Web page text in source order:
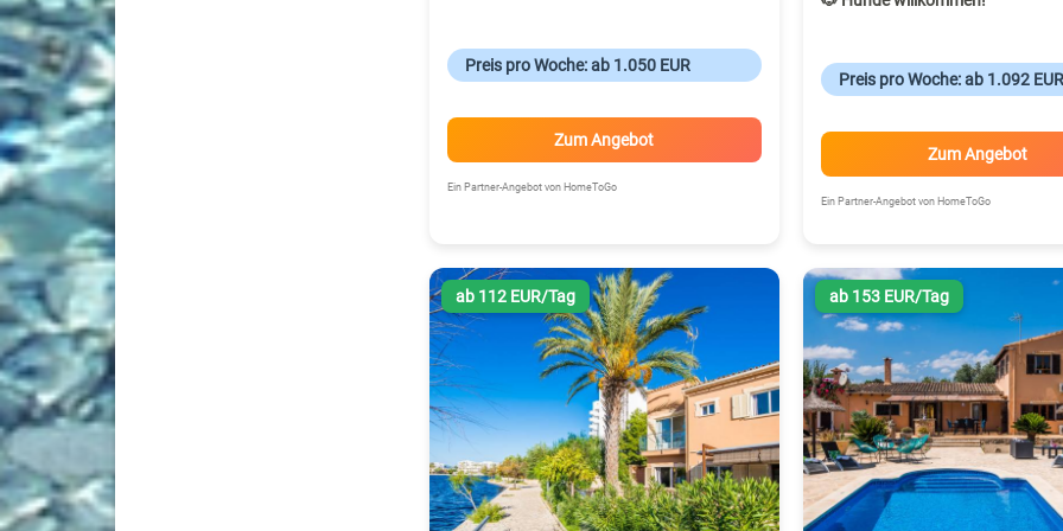
Preis pro Woche: ab 1.050 EUR
Zum Angebot
Ein Partner-Angebot von HomeToGo
Preis pro Woche: ab 1.092 EUR
Zum Angebot
Ein Partner-Angebot von HomeToGo
ab 112 EUR/Tag ab 153 EUR/Tag